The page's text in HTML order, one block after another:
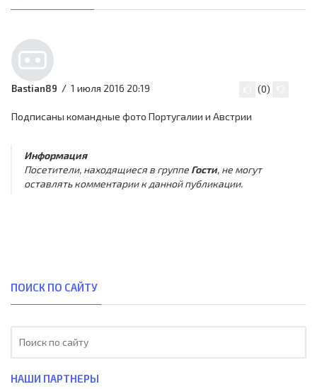
Bastian89 1 июля 2016 20:19 (0)
Подписаны командные фото Португалии и Австрии
Информация
Посетители, находящиеся в группе Гости, не могут
оставлять комментарии к данной публикации.
ПОИСК ПО САЙТУ
НАШИ ПАРТНЕРЫ